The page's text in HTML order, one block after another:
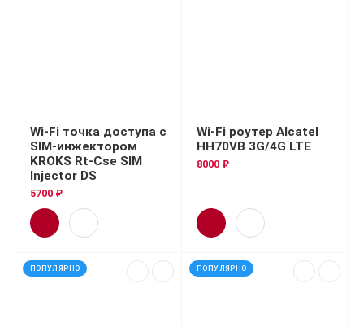
Wi-Fi точка доступа с
SIM-инжектором
KROKS Rt-Cse SIM
Injector DS
5700 ₽
Wi-Fi роутер Alcatel
HH70VB 3G/4G LTE
8000 ₽
ПОПУЛЯРНО ПОПУЛЯРНО